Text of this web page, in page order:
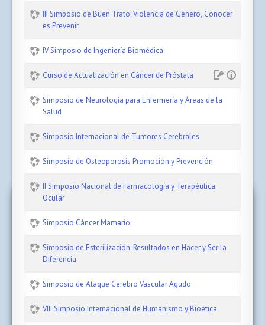
III Simposio de Buen Trato: Violencia de Género, Conocer
es Prevenir
IV Simposio de Ingeniería Biomédica
Curso de Actualización en Cáncer de Próstata
Simposio de Neurología para Enfermería y Áreas de la
Salud
Simposio Internacional de Tumores Cerebrales
Simposio de Osteoporosis Promoción y Prevención
II Simposio Nacional de Farmacología y Terapéutica
Ocular
Simposio Cáncer Mamario
Simposio de Esterilización: Resultados en Hacer y Ser la
Diferencia
Simposio de Ataque Cerebro Vascular Agudo
VIII Simposio Internacional de Humanismo y Bioética